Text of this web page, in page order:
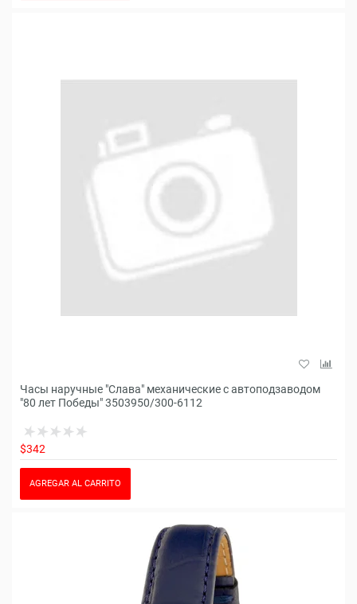
Часы наручные "Слава" механические с автоподзаводом
"80 лет Победы" 3503950/300-6112
$342
AGREGAR AL CARRITO